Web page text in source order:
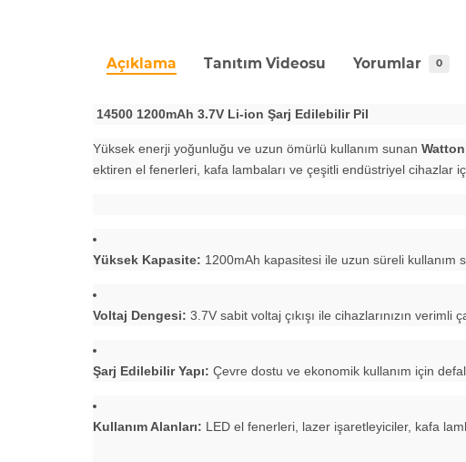
Açıklama Tanıtım Videosu Yorumlar 0
14500 1200mAh 3.7V Li-ion Şarj Edilebilir Pil
Yüksek enerji yoğunluğu ve uzun ömürlü kullanım sunan
ektiren el fenerleri, kafa lambaları ve çeşitli endüstriyel cihazlar
Yüksek Kapasite: 1200mAh kapasitesi ile uzun süreli kullanım
Voltaj Dengesi: 3.7V sabit voltaj çıkışı ile cihazlarınızın verimli
Şarj Edilebilir Yapı: Çevre dostu ve ekonomik kullanım için
Kullanım Alanları: LED el fenerleri, lazer işaretleyiciler, kafa